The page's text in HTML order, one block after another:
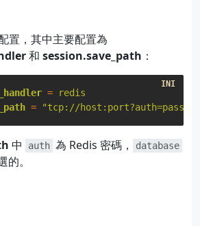
置，其中主要配置為
和 session.save_path ：
=
redis
= "tcp://
中 auth 為 Redis 密碼， database
。